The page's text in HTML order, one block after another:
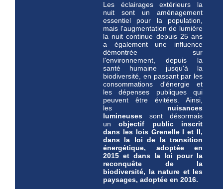
Les éclairages extérieurs la
nuit sont un aménagement
essentiel pour la population,
mais l'augmentation de lumière
la nuit continue depuis 25 ans
a également une influence
démontrée sur
l'environnement, depuis la
santé humaine jusqu'à la
biodiversité, en passant par les
consommations d'énergie et
les dépenses publiques qui
peuvent être évitées. Ainsi,
les nuisances
lumineuses sont désormais
unobjectif public inscrit
dans les lois Grenelle I et II,
dans la loi de la transition
énergétique, adoptée en
2015 et dans la loi pour la
reconquête de la
biodiversité, la nature et les
paysages, adoptée en 2016.